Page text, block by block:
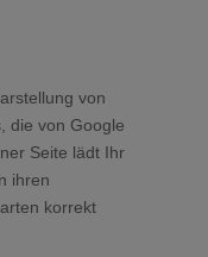
von
die von Google
Seite lädt Ihr
ihren
korrekt